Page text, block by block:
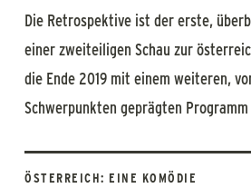
Die Retrospektive ist der erste,
einer zweiteiligen Schau zur
die Ende 2019 mit einem weiteren,
Schwerpunkten geprägten
ÖSTERREICH: EINE KOMÖDIE